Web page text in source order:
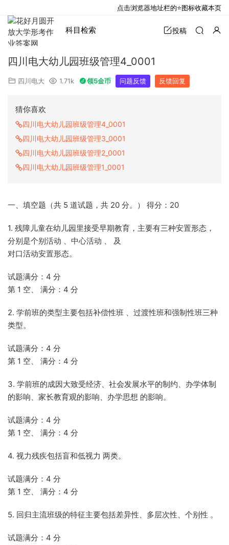
科目检索 投稿
四川电大幼儿园班级管理4_0001
四川电大 1.71k 领5金币 问题反馈 反馈回复
猜你喜欢
四川电大幼儿园班级管理4_0001
四川电大幼儿园班级管理3_0001
四川电大幼儿园班级管理2_0001
四川电大幼儿园班级管理1_0001
一、填空题（共 5 道试题，共 20 分。） 得分：20
1. 残障儿童在幼儿园里接受早期教育，主要有三种安置形态，
分别是个别活动 、中心活动 、 及
对口活动安置形态。
试题满分：4 分
第 1 空、 满分：4 分
2. 学前班的类型主要包括补偿性班 、过渡性班和强制性班三种
类型。
试题满分：4 分
第 1 空、 满分：4 分
3. 学前班的成因大致受经济、社会发展水平的制约、办学体制
的影响、家长教育观的影响、办学思想 的影响。
试题满分：4 分
第 1 空、 满分：4 分
4. 视力残疾包括盲和低视力 两类。
试题满分：4 分
第 1 空、 满分：4 分
5. 回归主流班级的特征主要包括差异性、多层次性、个别性 。
试题满分：4 分
点击浏览器地址栏的⭐图标收藏本页